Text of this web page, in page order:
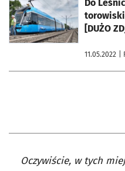
Do
[DUŻO
11.05.2022
Oczywiście, w tych